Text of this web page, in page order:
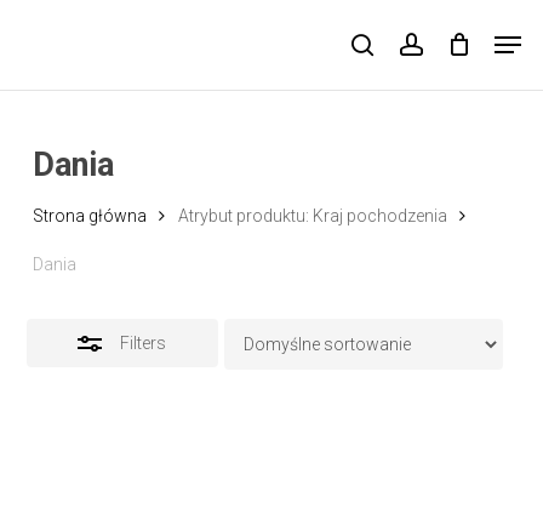
searchaccount
Dania
Strona główna Atrybut produktu: Kraj pochodzenia
Dania
Filters
Close
Filters